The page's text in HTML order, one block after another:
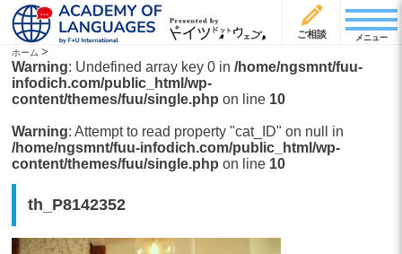
ご相談 メニュー
ホーム >
Warning: Undefined array key 0 in/home/ngsmnt/fuu-
infodich.com/public_html/wp-
content/themes/fuu/single.php on line 10
Warning: Attempt to read property "cat_ID" on null in
/home/ngsmnt/fuu-infodich.com/public_html/wp-
content/themes/fuu/single.php on line 10
th_P8142352